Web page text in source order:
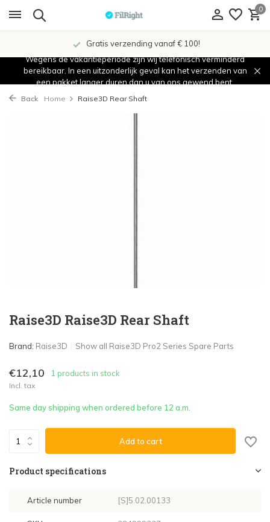
0
Gratis verzending vanaf € 100!
Wegens de vakantieperiode zijn wij telefonisch verminderd
bereikbaar. In een uitzonderlijk geval kan het verzenden van
een pakket langer duren dan u van ons gewend bent.
Back Home Raise3D Rear Shaft
Raise3D Raise3D Rear Shaft
Brand: Raise3D Show all Raise3D Pro2 Series Spare Parts
€12,10 1 products in stock
Incl. tax
Same day shipping when ordered before 12 a.m.
Add to cart
Product specifications
Article number [S]5.02.00133